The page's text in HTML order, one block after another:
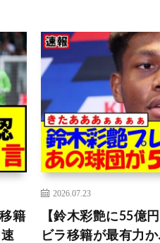
籍
2026.07.23
【鈴木彩艶に55億
ビラ移籍が最有力